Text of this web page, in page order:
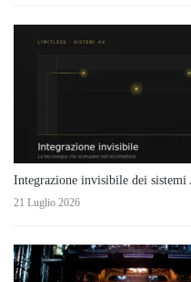
Integrazione invisibile dei sistemi
21 Luglio 2026